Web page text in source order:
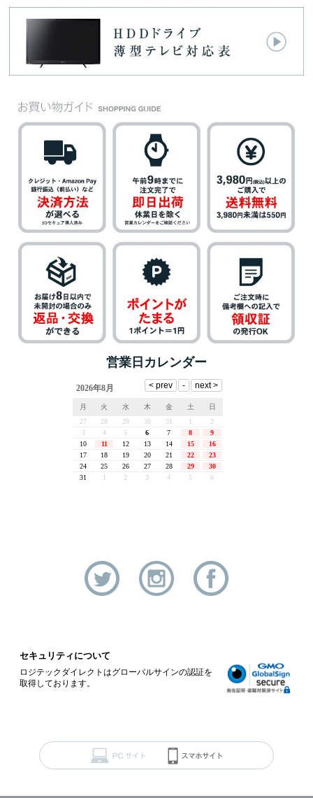
営業日カレンダー
セキュリティについて
ロジテックダイレクトはグローバルサインの認証を
取得しております。